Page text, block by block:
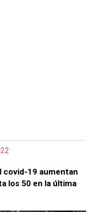
covid-19 aumentan
los 50 en la última